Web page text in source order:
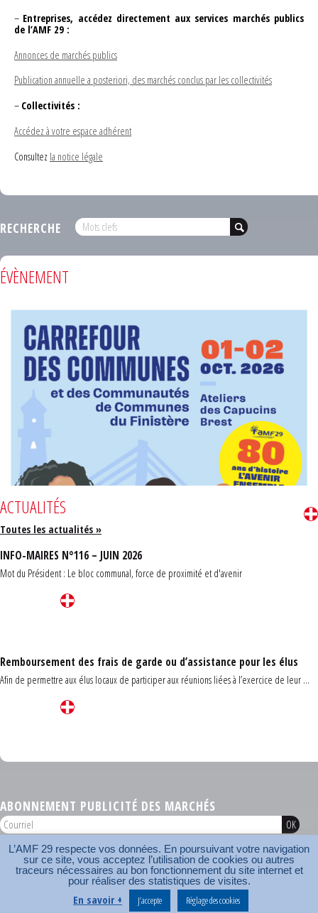
– Entreprises, accédez directement aux services marchés publics
de l’AMF 29 :
Annonces de marchés publics
Publication annuelle a posteriori, des marchés conclus par les collectivités
– Collectivités :
Accédez à votre espace adhérent
Consultez la notice légale
RECHERCHE
ÉVÈNEMENT
ACTUALITÉS
Toutes les actualités »
INFO-MAIRES N°116 – JUIN 2026
Mot du Président : Le bloc communal, force de proximité et d'avenir
Remboursement des frais de garde ou d’assistance pour les élus
Afin de permettre aux élus locaux de participer aux réunions liées à l’exercice de leur ...
ABONNEMENT PUBLICITÉ DES MARCHÉS
AMF 29 © 2026
Plan du site Nos coordonnées Mentions légales
Contact
Carrefour des communes
AMF
L’AMF 29 respecte vos données. En poursuivant votre navigation
sur ce site, vous acceptez l’utilisation de cookies ou autres
traceurs nécessaires au bon fonctionnement du site internet et
pour réaliser des statistiques de visites.
En savoir + J’accepte Réglage des cookies